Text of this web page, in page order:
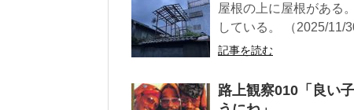
屋根の上に屋根がある
している。 （2025/11/
記事を読む
路上観察010「良い